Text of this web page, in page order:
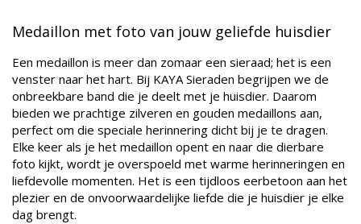
Medaillon met foto van jouw geliefde huisdier
Een medaillon is meer dan zomaar een sieraad; het is een
venster naar het hart. Bij KAYA Sieraden begrijpen we de
onbreekbare band die je deelt met je huisdier. Daarom
bieden we prachtige zilveren en gouden medaillons aan,
perfect om die speciale herinnering dicht bij je te dragen.
Elke keer als je het medaillon opent en naar die dierbare
foto kijkt, wordt je overspoeld met warme herinneringen en
liefdevolle momenten. Het is een tijdloos eerbetoon aan het
plezier en de onvoorwaardelijke liefde die je huisdier je elke
dag brengt.